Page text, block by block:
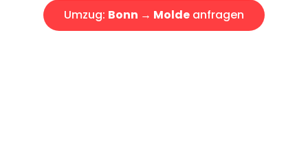
Umzug: Bonn → Molde anfragen